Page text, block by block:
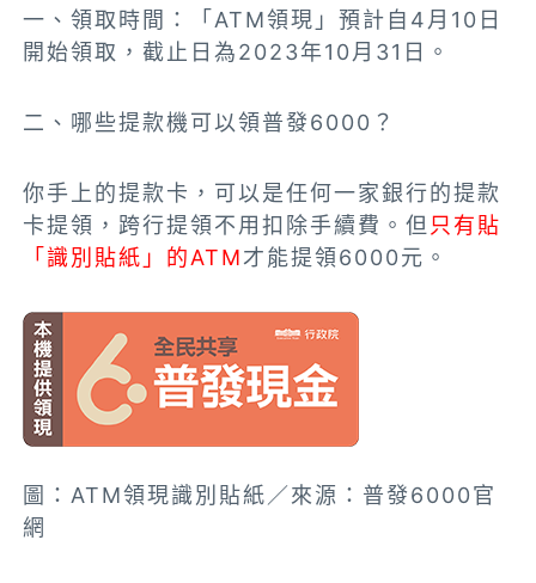
一、領取時間：「ATM領現」預計自4月10日
開始領取，截止日為2023年10月31日。
二、哪些提款機可以領普發6000？
你手上的提款卡，可以是任何一家銀行的提款
卡提領，跨行提領不用扣除手續費。但 只有貼
「識別貼紙」的ATM才能提領6000元。
圖：ATM領現識別貼紙／來源：普發6000官
網